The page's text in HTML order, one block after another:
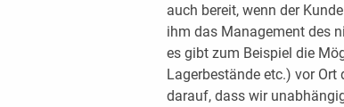
auch bereit, wenn der
ihm das Management des
es gibt zum Beispiel die
Lagerbestände etc.) vor
darauf, dass wir